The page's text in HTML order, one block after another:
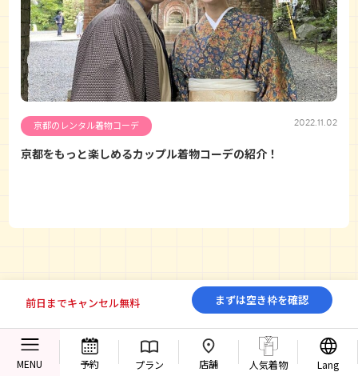
MENU 予約 プラン 店舗 人気着物 Lang
京都のレンタル着物コーデ 2022.11.02
京都をもっと楽しめるカップル着物コーデの紹介！
前日までキャンセル無料 まずは空き枠を確認
着物レンタル梨花和服